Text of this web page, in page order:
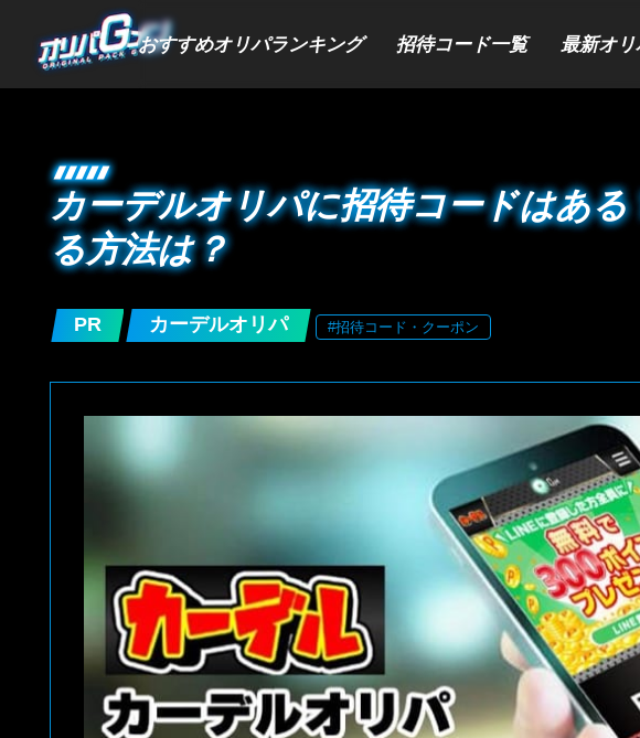
おすすめオリパランキング 招待コード一覧 最新オリ
カーデルオリパに招待コードはあ
る方法は？
PR カーデルオリパ #招待コード・クーポン